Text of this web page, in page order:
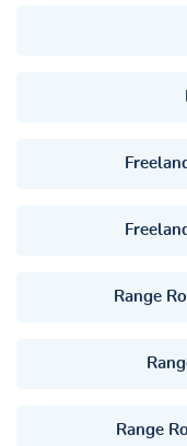
Range
Range